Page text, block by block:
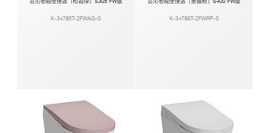
K-34785T-2FWAG-0 K-34786T-2FWRP-0